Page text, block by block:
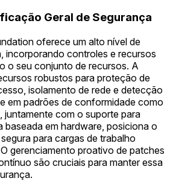
Geral de Segurança
oferece um alto nível de
incorporando controles e recursos
o seu conjunto de recursos. A
robustos para proteção de
isolamento de rede e detecção
em padrões de conformidade como
com o suporte para
em hardware, posiciona o
para cargas de trabalho
gerenciamento proativo de patches
são cruciais para manter essa